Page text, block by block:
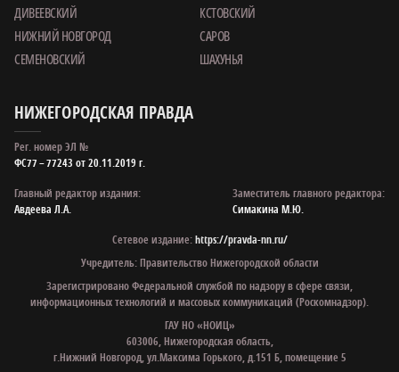
ДИВЕЕВСКИЙ
КСТОВСКИЙ
НИЖНИЙ НОВГОРОД
САРОВ
СЕМЕНОВСКИЙ
ШАХУНЬЯ
НИЖЕГОРОДСКАЯ ПРАВДА
Рег. номер ЭЛ №
ФС77 – 77243 от 20.11.2019 г.
Главный редактор издания:
Авдеева Л.А.
Заместитель главного редактора:
Симакина М.Ю.
Сетевое издание:https://pravda-nn.ru/
Учредитель: Правительство Нижегородской области
Зарегистрировано Федеральной службой по надзору в сфере связи,
информационных технологий и массовых коммуникаций (Роскомнадзор).
ГАУ НО «НОИЦ»
603006, Нижегородская область,
г.Нижний Новгород, ул.Максима Горького, д.151 Б, помещение 5